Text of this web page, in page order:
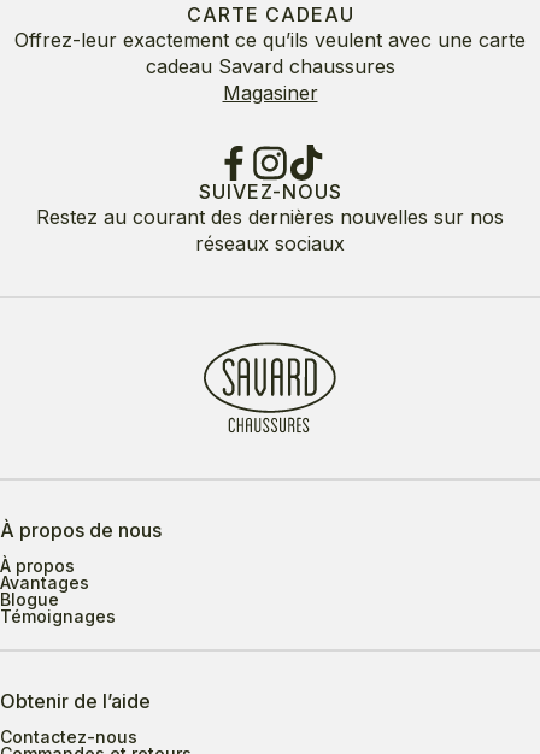
CARTE CADEAU
Offrez-leur exactement ce qu’ils veulent avec une carte
cadeau Savard chaussures
Magasiner
SUIVEZ-NOUS
Restez au courant des dernières nouvelles sur nos
réseaux sociaux
À propos de nous
À propos
Avantages
Blogue
Témoignages
Obtenir de l’aide
Contactez-nous